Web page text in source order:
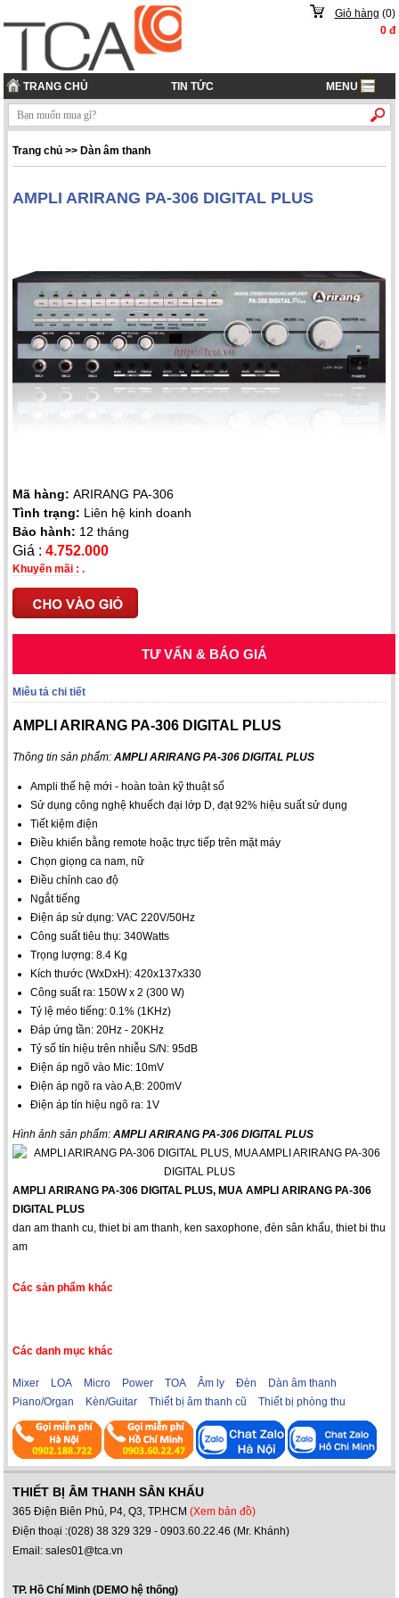
Giỏ hàng (0)
0đ
TRANG CHỦ TIN TỨC MENU
Trang chủ >> Dàn âm thanh
AMPLI ARIRANG PA-306 DIGITAL PLUS
Mã hàng:ARIRANG PA-306
Tình trạng: Liên hệ kinh doanh
Bảo hành: 12 tháng
Giá :4.752.000
Khuyến mãi : .
TƯ VẤN & BÁO GIÁ
Miêu tả chi tiết
AMPLI ARIRANG PA-306 DIGITAL PLUS
Thông tin sản phẩm: AMPLI ARIRANG PA-306 DIGITAL PLUS
Ampli thế hệ mới - hoàn toàn kỹ thuật số
Sử dụng công nghệ khuếch đại lớp D, đạt 92% hiệu suất sử dụng
Tiết kiệm điện
Điều khiển bằng remote hoặc trực tiếp trên mặt máy
Chọn giọng ca nam, nữ
Điều chỉnh cao độ
Ngắt tiếng
Điện áp sử dụng: VAC 220V/50Hz
Công suất tiêu thụ: 340Watts
Trọng lượng: 8.4 Kg
Kích thước (WxDxH): 420x137x330
Công suất ra: 150W x 2 (300 W)
Tỷ lệ méo tiếng: 0.1% (1KHz)
Đáp ứng tần: 20Hz - 20KHz
Tỷ số tín hiệu trên nhiễu S/N: 95dB
Điện áp ngõ vào Mic: 10mV
Điện áp ngõ ra vào A,B: 200mV
Điện áp tín hiệu ngõ ra: 1V
Hình ảnh sản phẩm: AMPLI ARIRANG PA-306 DIGITAL PLUS
AMPLI ARIRANG PA-306 DIGITAL PLUS, MUA AMPLI ARIRANG PA-306
DIGITAL PLUS
dan am thanh cu,thiet bi am thanh, ken saxophone,đèn sân khấu,thiet bi thu
am
Các sản phẩm khác
Các danh mục khác
Mixer LOA Micro Power TOA Âm ly Đèn
Dàn âm thanh
Piano/Organ
Kèn/Guitar Thiết bị âm thanh cũ Thiết bị phòng thu
THIẾT BỊ ÂM THANH SÂN KHẤU
365 Điện Biên Phủ, P4, Q3, TP.HCM(Xem bản đồ)
Điện thoại :(028) 38 329 329 - 0903.60.22.46 (Mr. Khánh)
Email: sales01@tca.vn
TP. Hồ Chí Minh (DEMO hệ thống)